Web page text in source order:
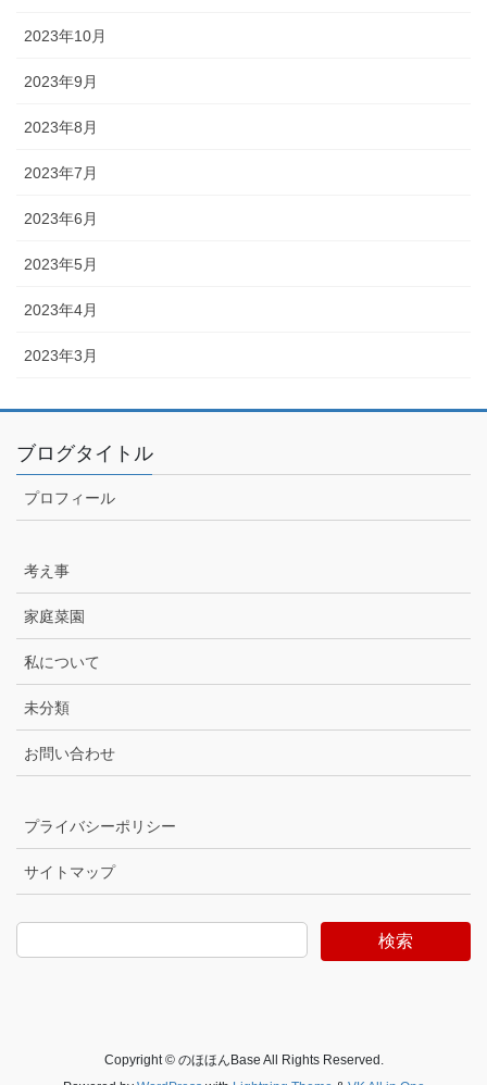
2023年10月
2023年9月
2023年8月
2023年7月
2023年6月
2023年5月
2023年4月
2023年3月
ブログタイトル
プロフィール
考え事
家庭菜園
私について
未分類
お問い合わせ
プライバシーポリシー
サイトマップ
検索
Copyright © のほほんBase All Rights Reserved.